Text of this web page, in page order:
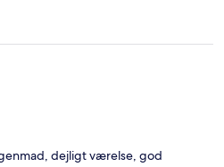
dejligt værelse, god